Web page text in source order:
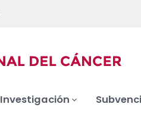
Investigación